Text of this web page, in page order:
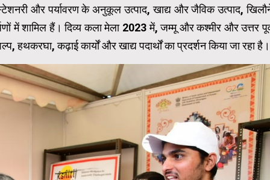
और पर्यावरण के अनुकूल उत्पाद, खाद्य और जैविक उत्पाद,
शामिल हैं। दिव्य कला मेला 2023 में, जम्मू और कश्मीर और उत्तर
हथकरघा, कढ़ाई कार्यों और खाद्य पदार्थों का प्रदर्शन किया जा रहा है।